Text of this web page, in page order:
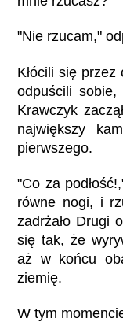
"Nie rzucam,"
Kłócili się
odpuścili
Krawczyk
największy
pierwszego.
"Co za
równe nogi, i
zadrżało Drugi
się tak, że
aż w końcu
ziemię.
W tym